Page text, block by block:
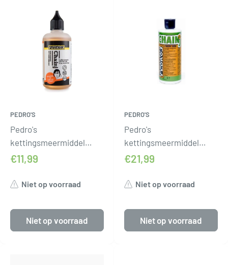
PEDRO'S
Pedro's
kettingsmeermiddel
pedros chainj 100ml
€11,99
Niet op voorraad
Niet op voorraad
PEDRO'S
Pedro's
kettingsmeermiddel
pedros chainj 350ml
€21,99
Niet op voorraad
Niet op voorraad